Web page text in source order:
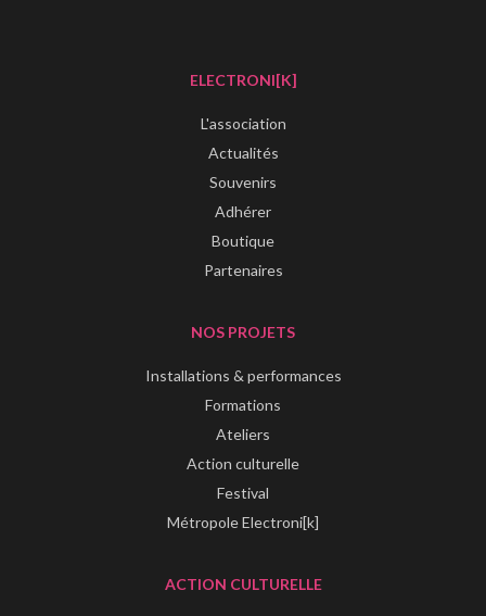
ELECTRONI[K]
L'association
Actualités
Souvenirs
Adhérer
Boutique
Partenaires
NOS PROJETS
Installations & performances
Formations
Ateliers
Action culturelle
Festival
Métropole Electroni[k]
ACTION CULTURELLE